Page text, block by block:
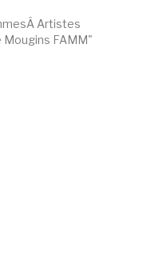
Artistes
Mougins FAMM"